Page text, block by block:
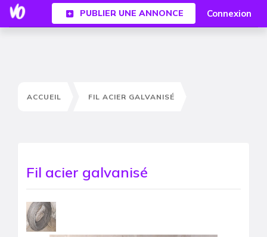
PUBLIER UNE ANNONCE Connexion
ACCUEIL FIL ACIER GALVANISÉ
Fil acier galvanisé